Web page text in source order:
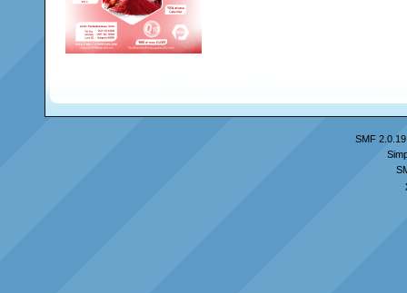
SMF 2.0.19